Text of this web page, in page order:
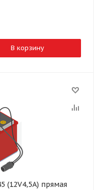
В корзину
(12V4,5A) прямая